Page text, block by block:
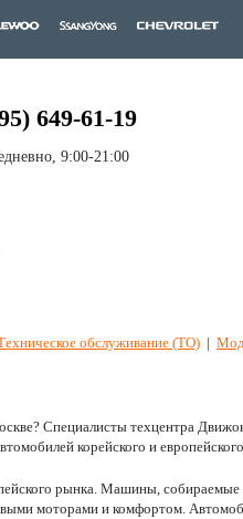
649-61-19
9:00-21:00
обслуживание (ТО) |
Специалисты техцентра
корейского и
рынка. Машины, собираемые
моторами и комфортом.